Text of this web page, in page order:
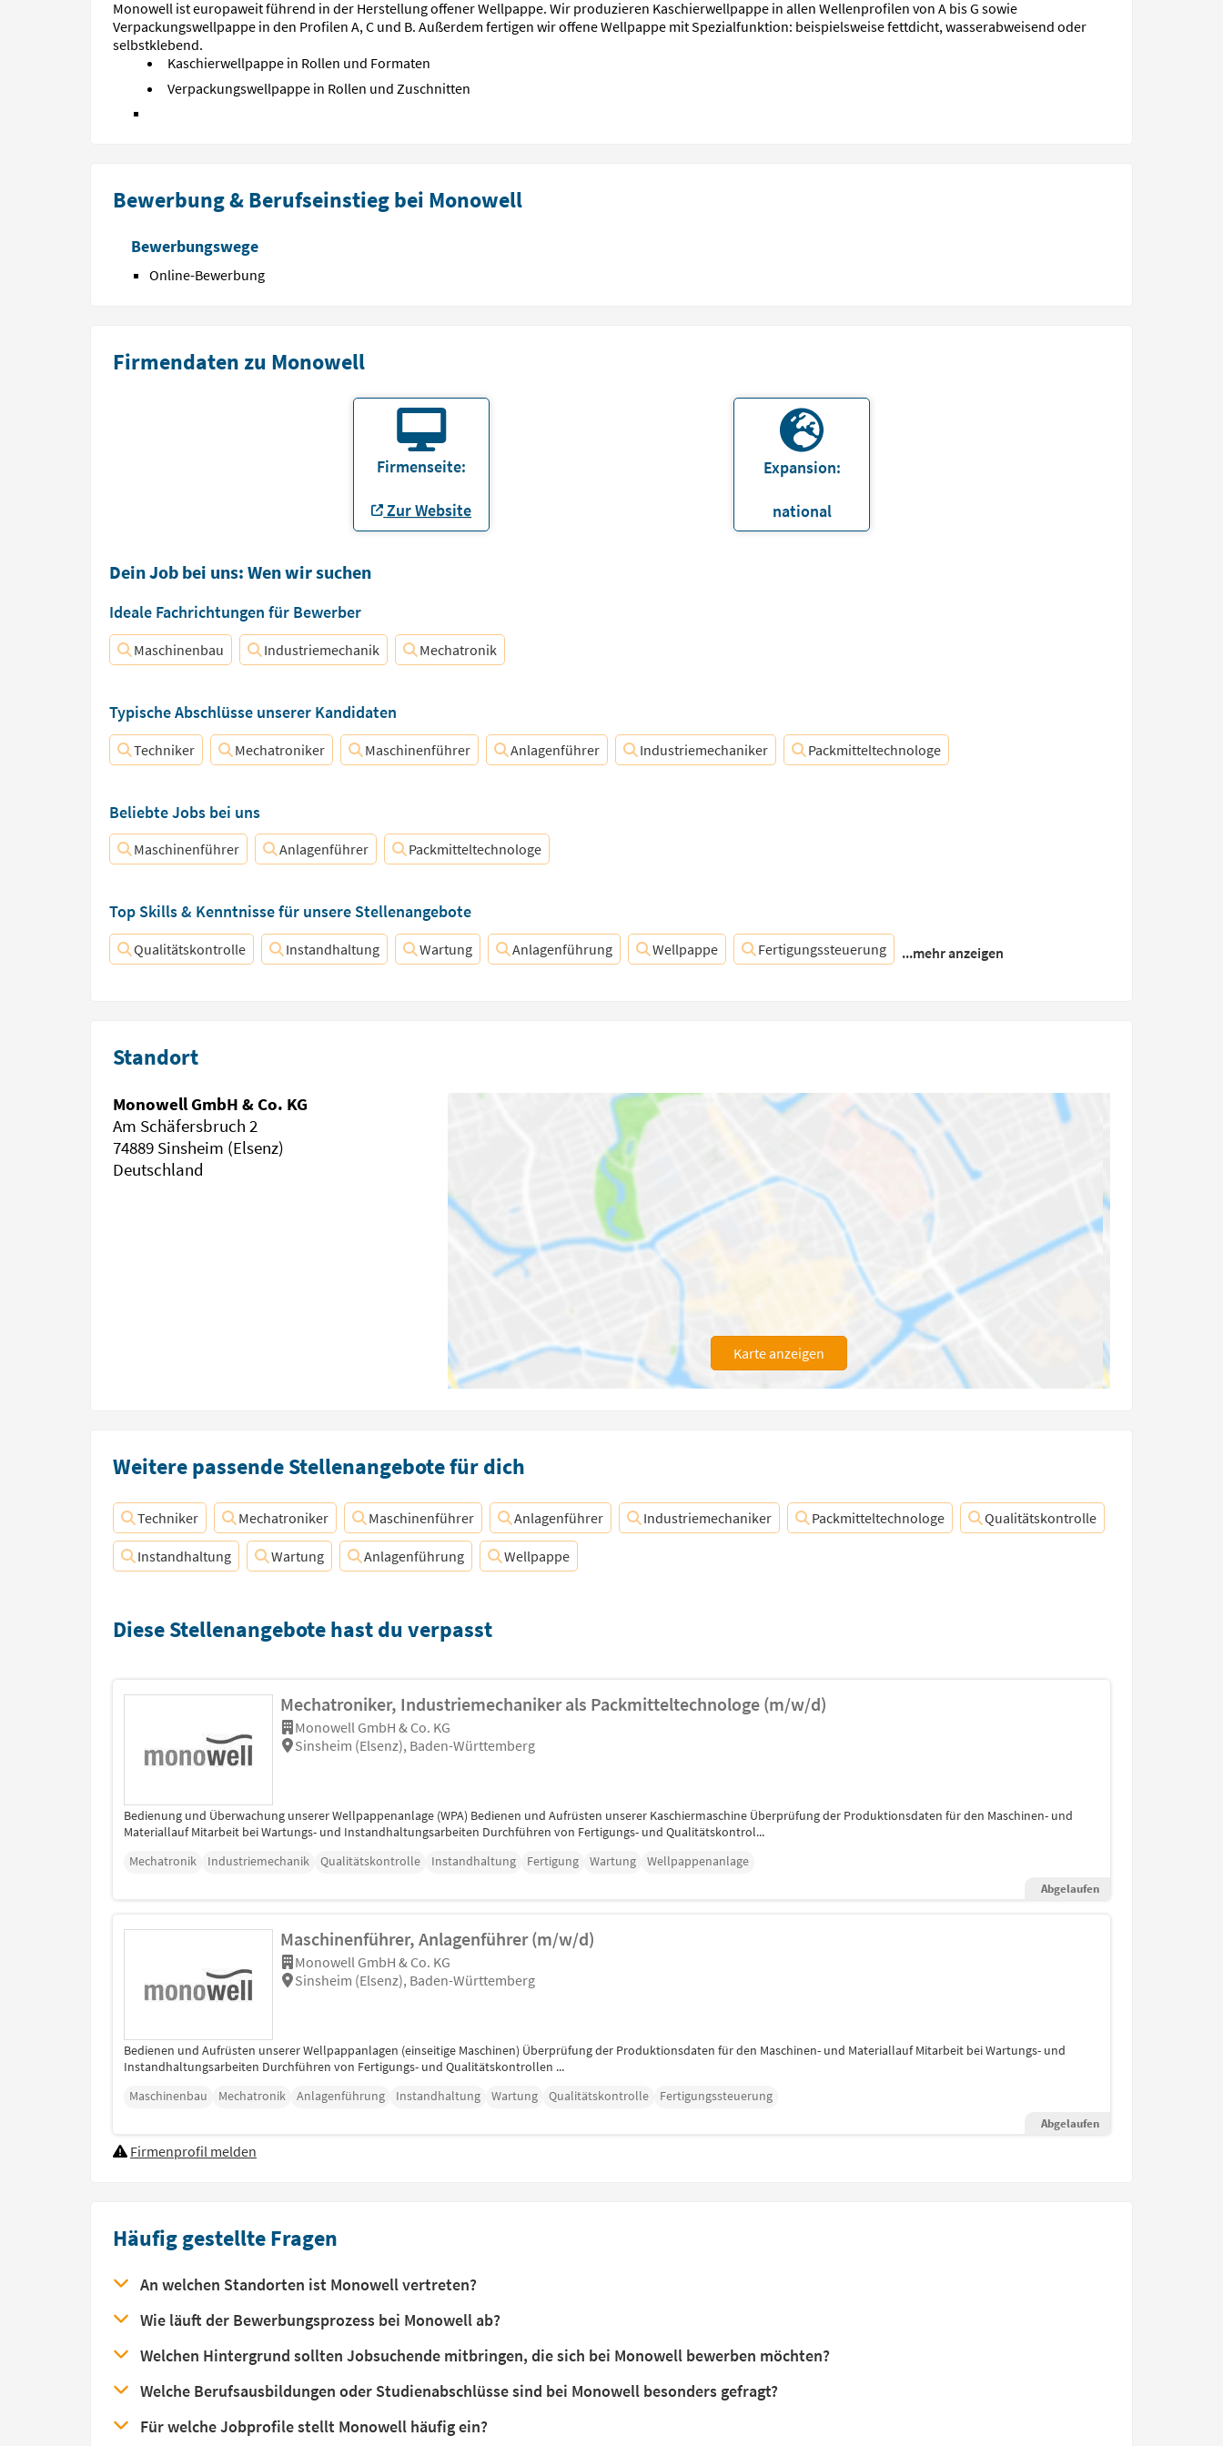
Monowell ist europaweit führend in der Herstellung offener Wellpappe. Wir produzieren Kaschierwellpappe in allen Wellenprofilen von A bis G sowie
Verpackungswellpappe in den Profilen A, C und B. Außerdem fertigen wir offene Wellpappe mit Spezialfunktion: beispielsweise fettdicht, wasserabweisend oder
selbstklebend.
Kaschierwellpappe in Rollen und Formaten
Verpackungswellpappe in Rollen und Zuschnitten
Bewerbung & Berufseinstieg bei Monowell
Bewerbungswege
Online-Bewerbung
Firmendaten zu Monowell
Firmenseite:
Zur Website
Expansion:
national
Dein Job bei uns: Wen wir suchen
Ideale Fachrichtungen für Bewerber
Maschinenbau Industriemechanik Mechatronik
Typische Abschlüsse unserer Kandidaten
Techniker Mechatroniker Maschinenführer Anlagenführer Industriemechaniker Packmitteltechnologe
Beliebte Jobs bei uns
Maschinenführer Anlagenführer Packmitteltechnologe
Top Skills & Kenntnisse für unsere Stellenangebote
Qualitätskontrolle Instandhaltung Wartung Anlagenführung Wellpappe Fertigungssteuerung ...mehr anzeigen
Standort
Monowell GmbH & Co. KG
Am Schäfersbruch 2
74889 Sinsheim (Elsenz)
Deutschland
Karte anzeigen
Weitere passende Stellenangebote für dich
Techniker Mechatroniker Maschinenführer Anlagenführer Industriemechaniker Packmitteltechnologe Qualitätskontrolle
Instandhaltung Wartung Anlagenführung Wellpappe
Diese Stellenangebote hast du verpasst
Mechatroniker, Industriemechaniker als Packmitteltechnologe (m/w/d)
Monowell GmbH & Co. KG
Sinsheim (Elsenz), Baden-Württemberg
Bedienung und Überwachung unserer Wellpappenanlage (WPA) Bedienen und Aufrüsten unserer Kaschiermaschine Überprüfung der Produktionsdaten für den Maschinen- und
Materiallauf Mitarbeit bei Wartungs- und Instandhaltungsarbeiten Durchführen von Fertigungs- und Qualitätskontrol...
Mechatronik
Industriemechanik Qualitätskontrolle Instandhaltung Fertigung Wartung Wellpappenanlage
Abgelaufen
Maschinenführer, Anlagenführer (m/w/d)
Monowell GmbH & Co. KG
Sinsheim (Elsenz), Baden-Württemberg
Bedienen und Aufrüsten unserer Wellpappanlagen (einseitige Maschinen) Überprüfung der Produktionsdaten für den Maschinen- und Materiallauf Mitarbeit bei Wartungs- und
Instandhaltungsarbeiten Durchführen von Fertigungs- und Qualitätskontrollen ...
Maschinenbau
Mechatronik Anlagenführung Instandhaltung Wartung Qualitätskontrolle Fertigungssteuerung
Abgelaufen
Firmenprofil melden
Häufig gestellte Fragen
An welchen Standorten ist Monowell vertreten?
Wie läuft der Bewerbungsprozess bei Monowell ab?
Welchen Hintergrund sollten Jobsuchende mitbringen, die sich bei Monowell bewerben möchten?
Welche Berufsausbildungen oder Studienabschlüsse sind bei Monowell besonders gefragt?
Für welche Jobprofile stellt Monowell häufig ein?